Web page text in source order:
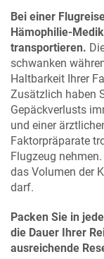
Bei einer
Hämophilie-
transportieren.
schwanken
Haltbarkeit Ihrer
Zusätzlich haben
Gepäckverlusts
und einer
Faktorpräparate
Flugzeug
das Volumen der
darf.
Packen Sie in
die Dauer Ihrer
ausreichende